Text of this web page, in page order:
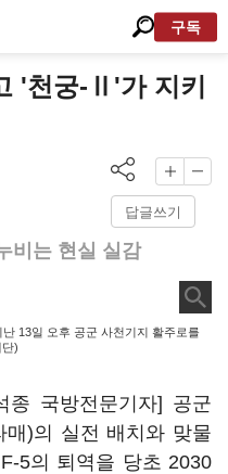
구독
'천궁-Ⅱ'가 지키
답글쓰기
비는 현실 실감
13일 오후 공군 사천기지 활주로를
)
종 국방전문기자] 공군
매)의 실전 배치와 맞물
5의 퇴역을 당초 2030